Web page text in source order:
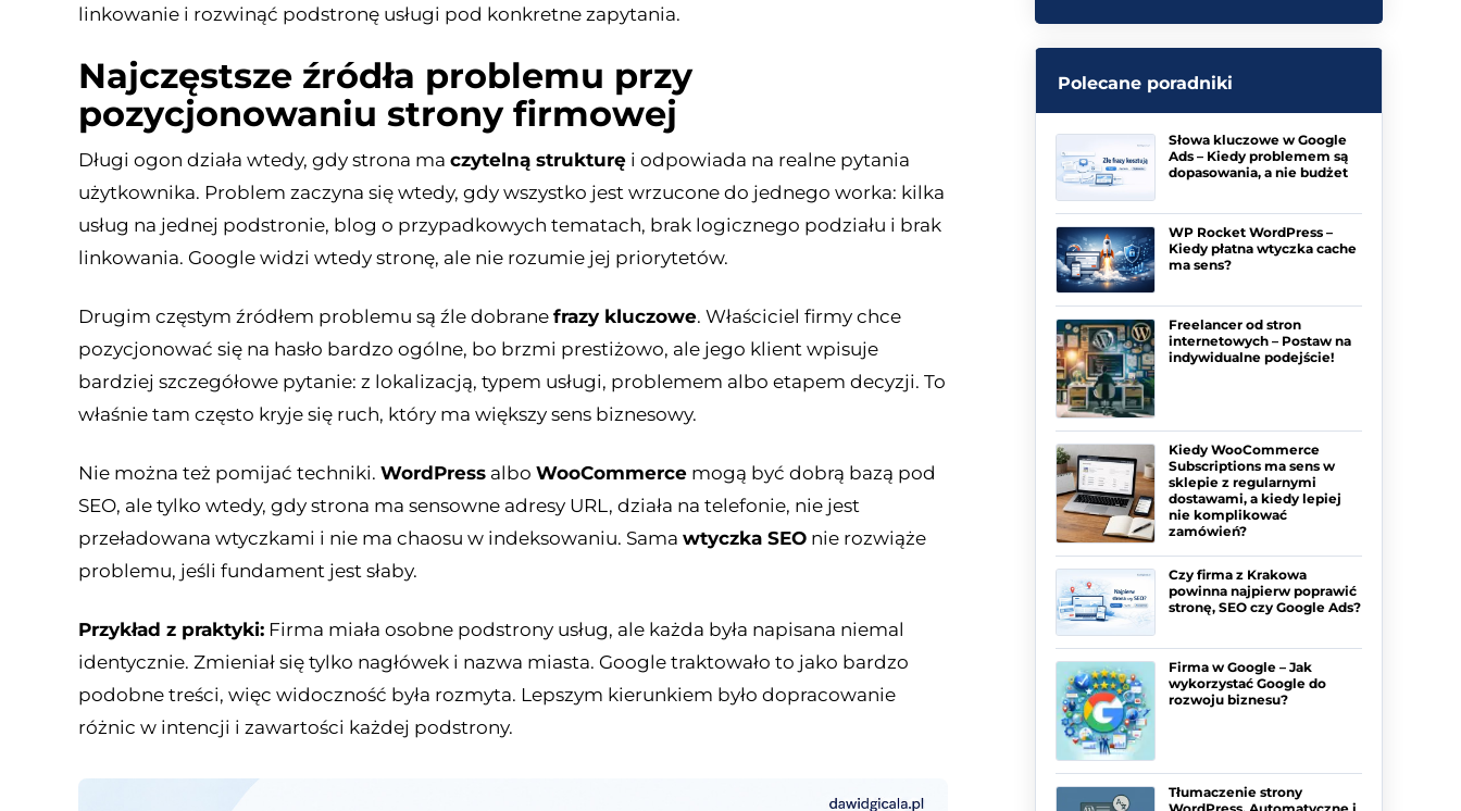
linkowanie i rozwinąć podstronę usługi pod konkretne zapytania.
Najczęstsze źródła problemu przy
pozycjonowaniu strony firmowej
Długi ogon działa wtedy, gdy strona ma czytelną strukturę i odpowiada na realne pytania
użytkownika. Problem zaczyna się wtedy, gdy wszystko jest wrzucone do jednego worka: kilka
usług na jednej podstronie, blog o przypadkowych tematach, brak logicznego podziału i brak
linkowania. Google widzi wtedy stronę, ale nie rozumie jej priorytetów.
Drugim częstym źródłem problemu są źle dobrane frazy kluczowe. Właściciel firmy chce
pozycjonować się na hasło bardzo ogólne, bo brzmi prestiżowo, ale jego klient wpisuje
bardziej szczegółowe pytanie: z lokalizacją, typem usługi, problemem albo etapem decyzji. To
właśnie tam często kryje się ruch, który ma większy sens biznesowy.
Nie można też pomijać techniki. WordPress albo WooCommerce mogą być dobrą bazą pod
SEO, ale tylko wtedy, gdy strona ma sensowne adresy URL, działa na telefonie, nie jest
przeładowana wtyczkami i nie ma chaosu w indeksowaniu. Sama wtyczka SEO nie rozwiąże
problemu, jeśli fundament jest słaby.
Przykład z praktyki: Firma miała osobne podstrony usług, ale każda była napisana niemal
identycznie. Zmieniał się tylko nagłówek i nazwa miasta. Google traktowało to jako bardzo
podobne treści, więc widoczność była rozmyta. Lepszym kierunkiem było dopracowanie
różnic w intencji i zawartości każdej podstrony.
Polecane poradniki
Słowa kluczowe w Google
Ads – Kiedy problemem są
dopasowania, a nie budżet
WP Rocket WordPress –
Kiedy płatna wtyczka cache
ma sens?
Freelancer od stron
internetowych – Postaw na
indywidualne podejście!
Kiedy WooCommerce
Subscriptions ma sens w
sklepie z regularnymi
dostawami, a kiedy lepiej
nie komplikować
zamówień?
Czy firma z Krakowa
powinna najpierw poprawić
stronę, SEO czy Google Ads?
Firma w Google – Jak
wykorzystać Google do
rozwoju biznesu?
Tłumaczenie strony